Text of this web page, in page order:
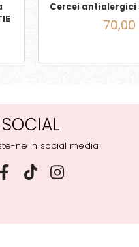
Cercei
70,00
SOCIAL
ne in social media